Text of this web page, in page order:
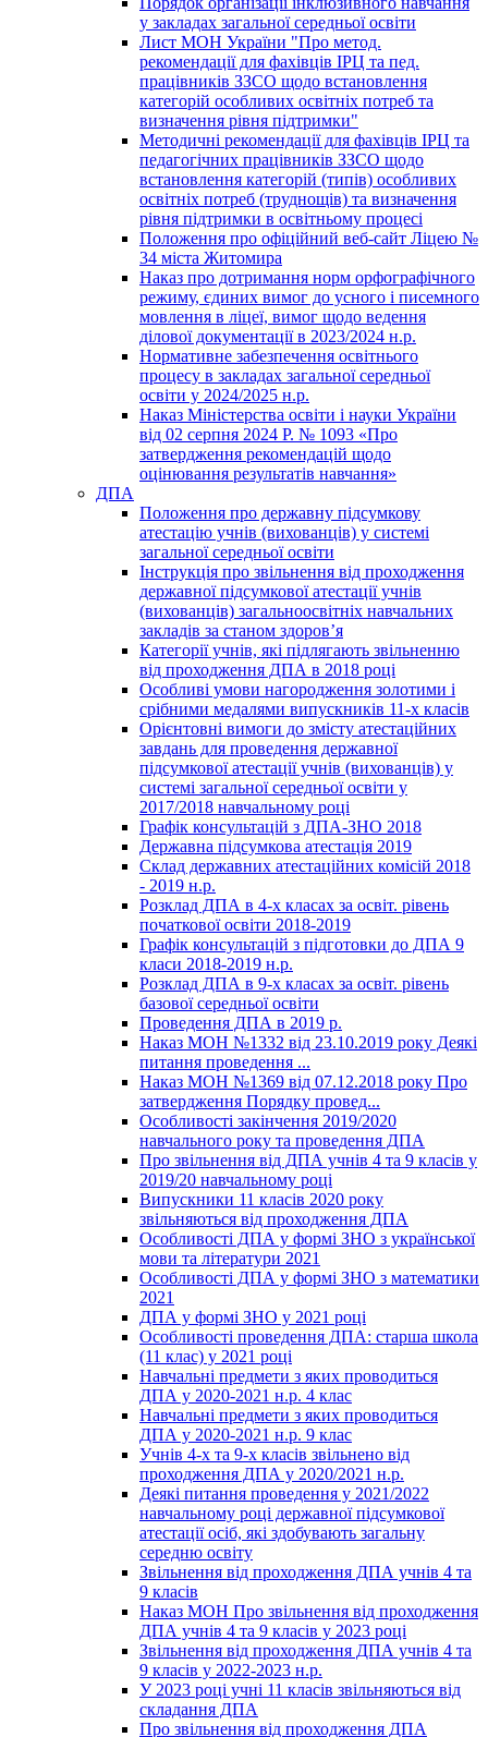
у закладах загальної середньої освіти
Лист МОН України "Про метод.
рекомендації для фахівців ІРЦ та пед.
працівників ЗЗСО щодо встановлення
категорій особливих освітніх потреб та
визначення рівня підтримки"
Методичні рекомендації для фахівців ІРЦ та
педагогічних працівників ЗЗСО щодо
встановлення категорій (типів) особливих
освітніх потреб (труднощів) та визначення
рівня підтримки в освітньому процесі
Положення про офіційний веб-сайт Ліцею №
34 міста Житомира
Наказ про дотримання норм орфографічного
режиму, єдиних вимог до усного і писемного
мовлення в ліцеї, вимог щодо ведення
ділової документації в 2023/2024 н.р.
Нормативне забезпечення освітнього
процесу в закладах загальної середньої
освіти у 2024/2025 н.р.
Наказ Міністерства освіти і науки України
від 02 серпня 2024 Р. № 1093 «Про
затвердження рекомендацій щодо
оцінювання результатів навчання»
ДПА
Положення про державну підсумкову
атестацію учнів (вихованців) у системі
загальної середньої освіти
Інструкція про звільнення від проходження
державної підсумкової атестації учнів
(вихованців) загальноосвітніх навчальних
закладів за станом здоров’я
Категорії учнів, які підлягають звільненню
від проходження ДПА в 2018 році
Особливі умови нагородження золотими і
срібними медалями випускників 11-х класів
Орієнтовні вимоги до змісту атестаційних
завдань для проведення державної
підсумкової атестації учнів (вихованців) у
системі загальної середньої освіти у
2017/2018 навчальному році
Графік консультацій з ДПА-ЗНО 2018
Державна підсумкова атестація 2019
Склад державних атестаційних комісій 2018
- 2019 н.р.
Розклад ДПА в 4-х класах за освіт. рівень
початкової освіти 2018-2019
Графік консультацій з підготовки до ДПА 9
класи 2018-2019 н.р.
Розклад ДПА в 9-х класах за освіт. рівень
базової середньої освіти
Проведення ДПА в 2019 р.
Наказ МОН №1332 від 23.10.2019 року Деякі
питання проведення ...
Наказ МОН №1369 від 07.12.2018 року Про
затвердження Порядку провед...
Особливості закінчення 2019/2020
навчального року та проведення ДПА
Про звільнення від ДПА учнів 4 та 9 класів у
2019/20 навчальному році
Випускники 11 класів 2020 року
звільняються від проходження ДПА
Особливості ДПА у формі ЗНО з української
мови та літератури 2021
Особливості ДПА у формі ЗНО з математики
2021
ДПА у формі ЗНО у 2021 році
Особливості проведення ДПА: старша школа
(11 клас) у 2021 році
Навчальні предмети з яких проводиться
ДПА у 2020-2021 н.р. 4 клас
Навчальні предмети з яких проводиться
ДПА у 2020-2021 н.р. 9 клас
Учнів 4-х та 9-х класів звільнено від
проходження ДПА у 2020/2021 н.р.
Деякі питання проведення у 2021/2022
навчальному році державної підсумкової
атестації осіб, які здобувають загальну
середню освіту
Звільнення від проходження ДПА учнів 4 та
9 класів
Наказ МОН Про звільнення від проходження
ДПА учнів 4 та 9 класів у 2023 році
Звільнення від проходження ДПА учнів 4 та
9 класів у 2022-2023 н.р.
У 2023 році учні 11 класів звільняються від
складання ДПА
Про звільнення від проходження ДПА